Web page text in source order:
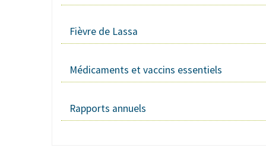
Fièvre de Lassa
Médicaments et vaccins essentiels
Rapports annuels